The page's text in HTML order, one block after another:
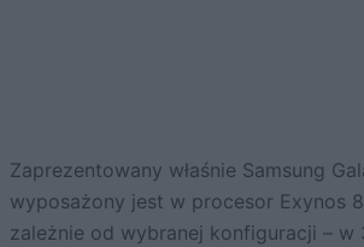
Zaprezentowany właśnie Samsung
wyposażony jest w procesor Exynos
zależnie od wybranej konfiguracji – w